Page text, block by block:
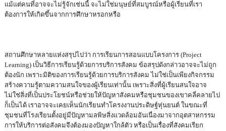
แม้แต่คนที่อาจจะไม่รู้จักเช่นนี้ จะไม่ใช่มนุษย์ที่สมบูรณ์หรือผู้เรียนที่เรา
ต้องการให้เกิดขึ้นจากการศึกษาหรอกหรือ
สถานศึกษาหลายแห่งสรุปไปว่า การเรียนการสอนแบบโครงการ (Project
Learning) เป็นวิธีการเรียนรู้ด้วยการบริการสังคม ข้อสรุปดังกล่าวอาจจะไม่ถูก
ต้องนัก เพราะมิติของการเรียนรู้ด้วยการบริการสังคม ไม่ใช่เป็นเพียงกิจกรรม
สร้างความรู้ตามความสนใจของผู้เรียนเท่านั้น เพราะสิ่งที่ผู้เรียนสนใจอาจ
ไม่ใช่สิ่งที่เป็นประโยชน์หรือช่วยให้ปัญหาสังคมหรือชุมชนของเขาคลี่คลายไป
ก็เป็นได้ เราอาจจะเคยเห็นนักเรียนทำโครงงานประดิษฐ์หุ่นยนต์ ในขณะที่
ชุมชนที่โรงเรียนตั้งอยู่มีปัญหามลพิษสิ่งแวดล้อมอันเนื่องมาจากอุตสาหกรรม
การให้บริการต่อสังคมจึงต้องมองปัญหาใกล้ตัว หรือเป็นเรื่องที่สังคมเรียก